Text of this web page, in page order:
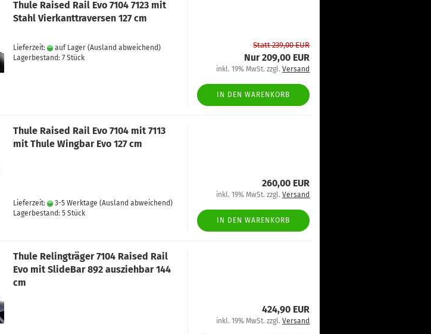
Thule Raised Rail Evo 7104 7123 mit
Stahl Vierkanttraversen 127 cm
Lieferzeit: auf Lager (Ausland abweichend)
Lagerbestand: 7 Stück
Statt 239,00 EUR
Nur 209,00 EUR
inkl. 19% MwSt. zzgl.Versand
IN DEN WARENKORB
Thule Raised Rail Evo 7104 mit 7113
mit Thule Wingbar Evo 127 cm
Lieferzeit: 3-5 Werktage (Ausland abweichend)
Lagerbestand: 5 Stück
260,00 EUR
inkl. 19% MwSt. zzgl.Versand
IN DEN WARENKORB
Thule Relingträger 7104 Raised Rail
Evo mit SlideBar 892 ausziehbar 144
cm
424,90 EUR
inkl. 19% MwSt. zzgl.Versand